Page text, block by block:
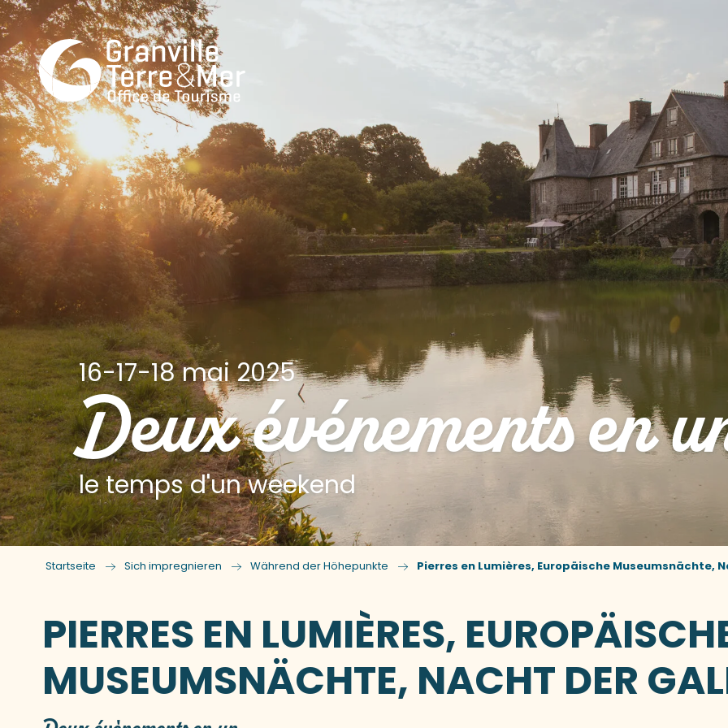
16-17-18 mai 2025
Deux événements en
le temps d'un weekend
Startseite Sich impregnieren Während der Höhepunkte Pierres en Lumières, Europäische Museumsnächte,
PIERRES EN LUMIÈRES,
MUSEUMSNÄCHTE, NACHT DER